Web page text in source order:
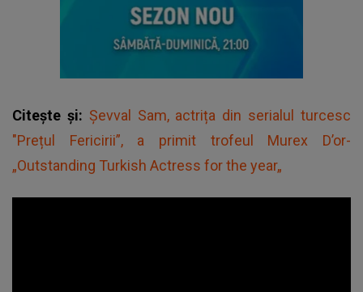
Citește și: Șevval Sam, actrița din serialul turcesc
"Prețul Fericirii”, a primit trofeul Murex D’or-
„Outstanding Turkish Actress for the year„